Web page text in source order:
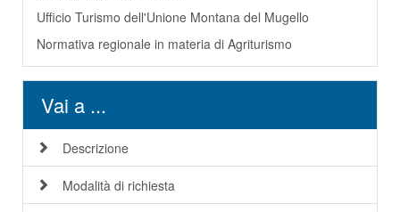
Ufficio Turismo dell'Unione Montana del Mugello
Normativa regionale in materia di Agriturismo
Vai a ...
Descrizione
Modalità di richiesta